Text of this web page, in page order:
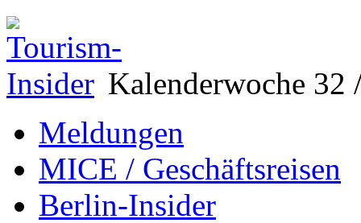
Kalenderwoche 32
Meldungen
MICE / Geschäftsreisen
Berlin-Insider